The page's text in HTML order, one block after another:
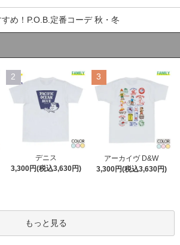
め！P.O.B.定番コーデ 秋・冬
2
デニス
3,300円(税込3,630円)
3
アーカイヴ D&W
3,300円(税込3,630円)
もっと見る